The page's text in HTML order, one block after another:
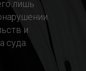
лишь
и
суда.